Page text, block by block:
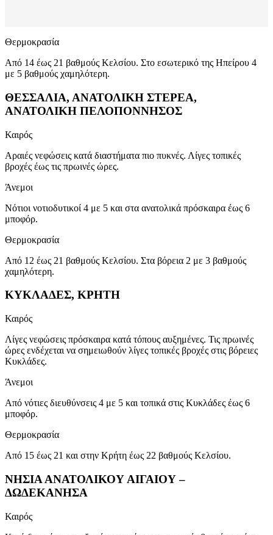
Θερμοκρασία
Από 14 έως 21 βαθμούς Κελσίου. Στο εσωτερικό της Ηπείρου 4
με 5 βαθμούς χαμηλότερη.
ΘΕΣΣΑΛΙΑ, ΑΝΑΤΟΛΙΚΗ ΣΤΕΡΕΑ,
ΑΝΑΤΟΛΙΚΗ ΠΕΛΟΠΟΝΝΗΣΟΣ
Καιρός
Αραιές νεφώσεις κατά διαστήματα πιο πυκνές. Λίγες τοπικές
βροχές έως τις πρωινές ώρες.
Άνεμοι
Νότιοι νοτιοδυτικοί 4 με 5 και στα ανατολικά πρόσκαιρα έως 6
μποφόρ.
Θερμοκρασία
Από 12 έως 21 βαθμούς Κελσίου. Στα βόρεια 2 με 3 βαθμούς
χαμηλότερη.
ΚΥΚΛΑΔΕΣ, ΚΡΗΤΗ
Καιρός
Λίγες νεφώσεις πρόσκαιρα κατά τόπους αυξημένες. Τις πρωινές
ώρες ενδέχεται να σημειωθούν λίγες τοπικές βροχές στις βόρειες
Κυκλάδες.
Άνεμοι
Από νότιες διευθύνσεις 4 με 5 και τοπικά στις Κυκλάδες έως 6
μποφόρ.
Θερμοκρασία
Από 15 έως 21 και στην Κρήτη έως 22 βαθμούς Κελσίου.
ΝΗΣΙΑ ΑΝΑΤΟΛΙΚΟΥ ΑΙΓΑΙΟΥ –
ΔΩΔΕΚΑΝΗΣΑ
Καιρός